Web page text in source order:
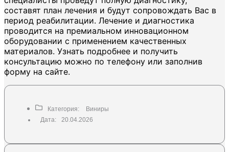
составят план лечения и будут сопровождать Вас в
период реабилитации. Лечение и диагностика
проводится на премиальном инновационном
оборудовании с применением качественных
материалов. Узнать подробнее и получить
консультацию можно по телефону или заполнив
форму на сайте.
Категория:
Виниры
Дата:
20.04.2026